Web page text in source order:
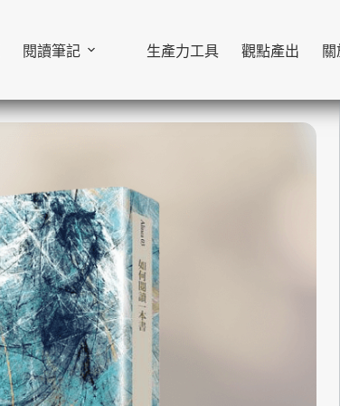
閱讀筆記 生產力工具 觀點產出